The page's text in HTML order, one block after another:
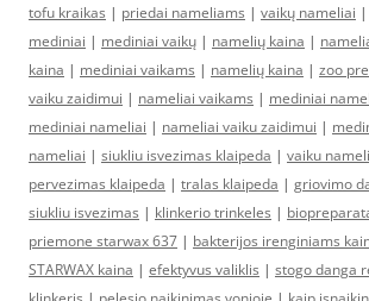
tofu kraikas | priedai nameliams | vaikų nameliai |
mediniai | mediniai vaikų | namelių kaina |
kaina | mediniai vaikams | namelių kaina | zoo
vaiku zaidimui | nameliai vaikams | mediniai
mediniai nameliai | nameliai vaiku zaidimui |
nameliai | siukliu isvezimas klaipeda | vaiku
pervezimas klaipeda | tralas klaipeda | griovimo
siukliu isvezimas | klinkerio trinkeles |
priemone starwax 637 | bakterijos irenginiams
STARWAX kaina | efektyvus valiklis | stogo danga